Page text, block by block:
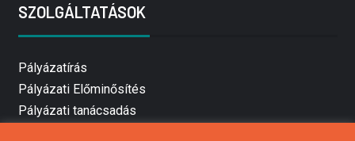
SZOLGÁLTATÁSOK
Pályázatírás
Pályázati Előminősítés
Pályázati tanácsadás